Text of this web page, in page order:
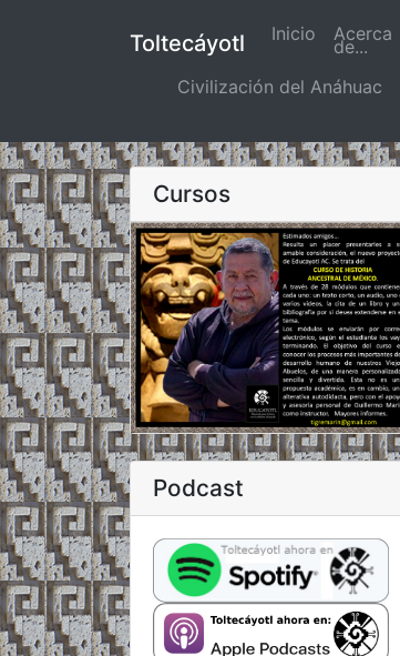
Toltecáyotl Inicio (actual)
Acerca
de...
Civilización del Anáhuac
Cursos
Podcast